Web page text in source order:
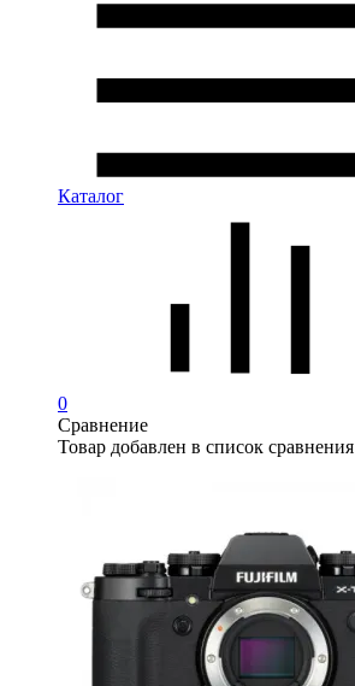
Каталог
0
Сравнение
Товар добавлен в список сравнения